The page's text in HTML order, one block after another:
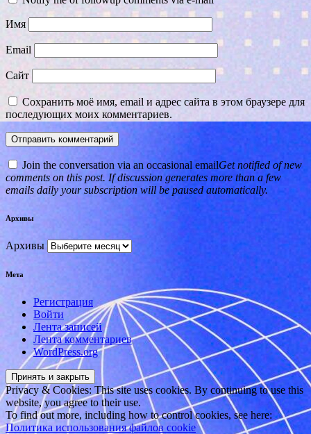
Имя
Email
Сайт
Сохранить моё имя, email и адрес сайта в этом браузере для
последующих моих комментариев.
Join the conversation via an occasional emailGet notified of new
comments on this post. If discussion generates more than a few
emails daily your subscription will be paused automatically.
Архивы
Архивы
Мета
Регистрация
Войти
Лента записей
Лента комментариев
WordPress.org
Privacy & Cookies: This site uses cookies. By continuing to use this
website, you agree to their use.
To find out more, including how to control cookies, see here:
Политика использования файлов cookie